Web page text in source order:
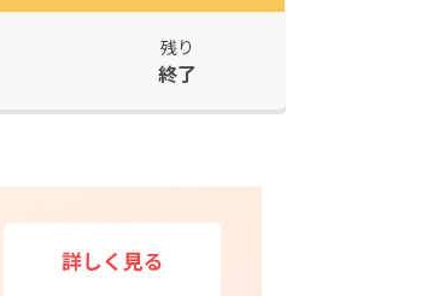
残り
終了